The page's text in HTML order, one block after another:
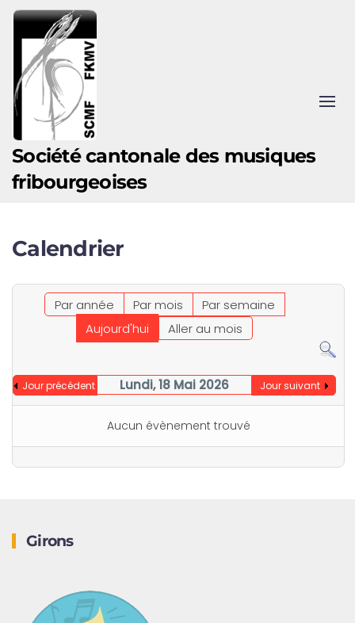
Accéder au contenu principal
Société cantonale des musiques
fribourgeoises
Calendrier
Par année Par mois
Par semaine
Aujourd'hui
Aller au mois
Jour précédent Lundi, 18 Mai 2026 Jour suivant
Aucun évènement trouvé
Girons